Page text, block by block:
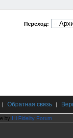
Переход:
| Обратная связь |
by Hi Fidelity Forum